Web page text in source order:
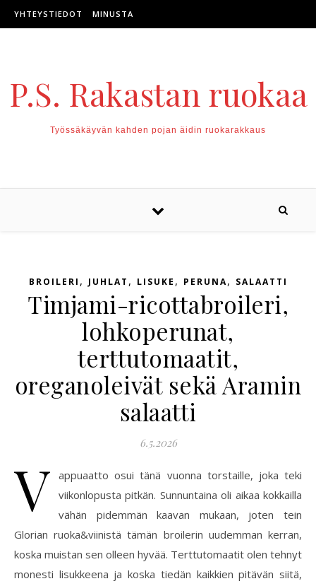
Skip to content
YHTEYSTIEDOT MINUSTA
P.S. Rakastan ruokaa
Työssäkäyvän kahden pojan äidin ruokarakkaus
BROILERI , JUHLAT , LISUKE , PERUNA, SALAATTI
Timjami-ricottabroileri,
lohkoperunat,
terttutomaatit,
oreganoleivät sekä Aramin
salaatti
6.5.2026
V appuaatto osui tänä vuonna torstaille, joka teki
viikonlopusta pitkän. Sunnuntaina oli aikaa kokkailla
vähän pidemmän kaavan mukaan, joten tein
Glorian ruoka&viinistä tämän broilerin uudemman kerran,
koska muistan sen olleen hyvää. Terttutomaatit olen tehnyt
monesti lisukkeena ja koska tiedän kaikkien pitävän siitä,